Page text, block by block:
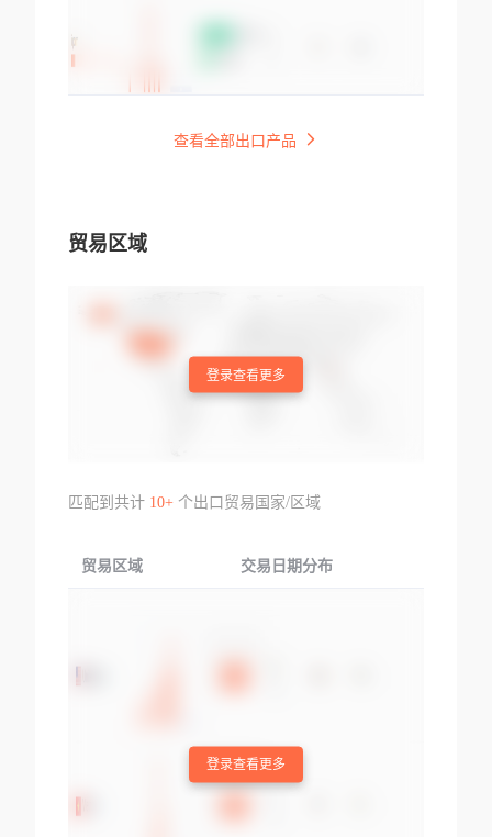
查看全部出口产品
贸易区域
登录查看更多
匹配到共计 10+个出口贸易国家/区域
贸易区域 交易日期分布
登录查看更多